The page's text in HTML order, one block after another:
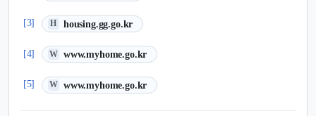
[3] H housing.gg.go.kr
(새 탭에서 열림)
[4] W www.myhome.go.kr
(새 탭에서 열림)
[5] W www.myhome.go.kr
(새 탭에서 열림)